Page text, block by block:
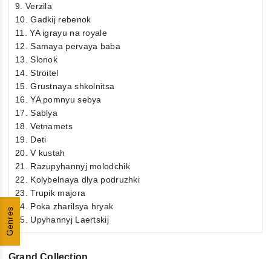
Genres
9. Verzila
10. Gadkij rebenok
11. YA igrayu na royale
12. Samaya pervaya baba
13. Slonok
14. Stroitel
15. Grustnaya shkolnitsa
16. YA pomnyu sebya
17. Sablya
18. Vetnamets
19. Deti
20. V kustah
21. Razupyhannyj molodchik
22. Kolybelnaya dlya podruzhki
23. Trupik majora
24. Poka zharilsya hryak
25. Upyhannyj Laertskij
Grand Collection